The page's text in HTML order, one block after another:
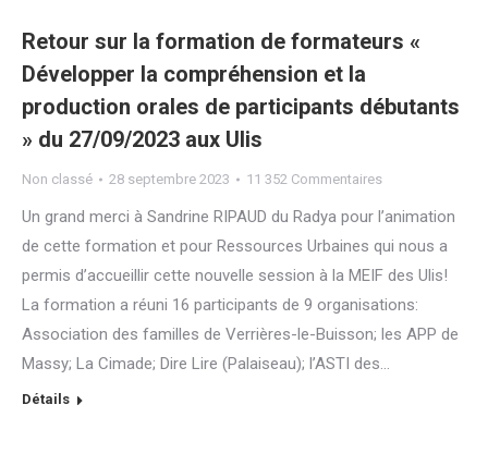
Retour sur la formation de formateurs «
Développer la compréhension et la
production orales de participants débutants
» du 27/09/2023 aux Ulis
Non classé 28 septembre 2023 11 352 Commentaires
Un grand merci à Sandrine RIPAUD du Radya pour l’animation
de cette formation et pour Ressources Urbaines qui nous a
permis d’accueillir cette nouvelle session à la MEIF des Ulis!
La formation a réuni 16 participants de 9 organisations:
Association des familles de Verrières-le-Buisson; les APP de
Massy; La Cimade; Dire Lire (Palaiseau); l’ASTI des…
Détails